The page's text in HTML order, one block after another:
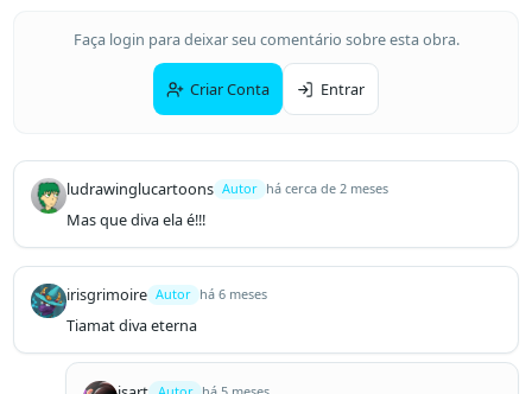
Faça login para deixar seu comentário sobre esta obra.
Criar Conta Entrar
ludrawinglucartoons Autor há cerca de 2 meses
Mas que diva ela é!!!
irisgrimoire Autor há 6 meses
Tiamat diva eterna